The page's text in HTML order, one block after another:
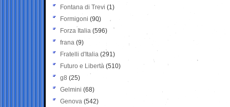
Fontana di Trevi (1)
Formigoni (90)
Forza Italia (596)
frana (9)
Fratelli d'Italia (291)
Futuro e Libertà (510)
g8 (25)
Gelmini (68)
Genova (542)